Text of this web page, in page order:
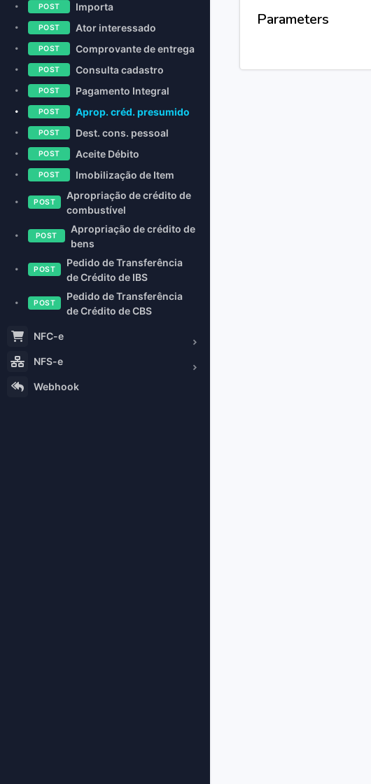
POST Importa
POST Ator interessado
POST Comprovante de entrega
POST Consulta cadastro
POST Pagamento Integral
POST Aprop. créd. presumido
POST Dest. cons. pessoal
POST Aceite Débito
POST Imobilização de Item
POST
Apropriação de crédito de
combustível
POST
Apropriação de crédito de
bens
POST
Pedido de Transferência
de Crédito de IBS
POST
Pedido de Transferência
de Crédito de CBS
NFC-e
NFS-e
Webhook
Parameters